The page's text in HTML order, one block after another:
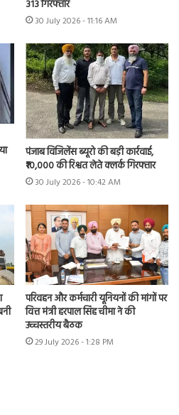
313 गिरफ्तार
30 July 2026 - 11:16 AM
पंजाब विजिलेंस ब्यूरो की बड़ी कार्रवाई,
₹10,000 की रिश्वत लेते क्लर्क गिरफ्तार
30 July 2026 - 10:42 AM
परिवहन और कर्मचारी यूनियनों की मांगों पर
वित्त मंत्री हरपाल सिंह चीमा ने की
उच्चस्तरीय बैठक
29 July 2026 - 1:28 PM